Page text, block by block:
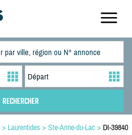
> Laurentides > Ste-Anne-du-Lac > DI-39840